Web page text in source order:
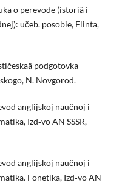
o perevode (istoriâ i
učeb. posobie, Flinta,
podgotovka
N. Novgorod.
anglijskoj naučnoj i
Izd‑vo AN SSSR,
anglijskoj naučnoj i
Fonetika, Izd‑vo AN